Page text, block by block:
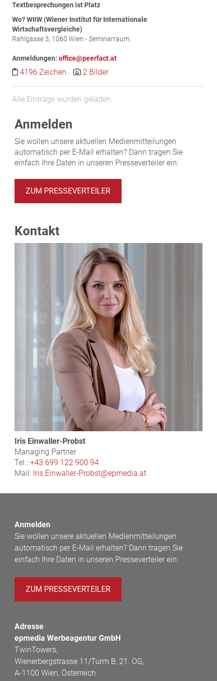
Textbesprechungen ist Platz
Wo? WIIW (Wiener Institut für Internationale
Wirtschaftsvergleiche)
Rahlgasse 3, 1060 Wien - Seminarraum.
Anmeldungen: office@peerfact.at
4196 Zeichen 2 Bilder
Alle Einträge wurden geladen.
Anmelden
Sie wollen unsere aktuellen Medienmitteilungen
automatisch per E-Mail erhalten? Dann tragen Sie
einfach Ihre Daten in unseren Presseverteiler ein:
ZUM PRESSEVERTEILER
Kontakt
Iris Einwaller-Probst
Managing Partner
Tel.: +43 699 122 900 94
Mail: Iris.Einwaller-Probst@epmedia.at
Anmelden
Sie wollen unsere aktuellen Medienmitteilungen
automatisch per E-Mail erhalten? Dann tragen Sie
einfach Ihre Daten in unseren Presseverteiler ein:
ZUM PRESSEVERTEILER
Adresse
epmedia Werbeagentur GmbH
TwinTowers,
Wienerbergstrasse 11/Turm B, 21. OG,
A-1100 Wien, Österreich